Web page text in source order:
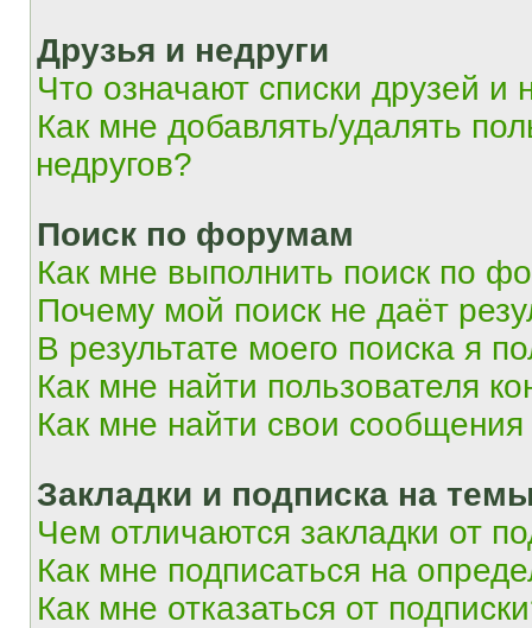
Друзья и недруги
Что означают списки друзей и
Как мне добавлять/удалять
недругов?
Поиск по форумам
Как мне выполнить поиск по
Почему мой поиск не даёт
В результате моего поиска я
Как мне найти пользователя
Как мне найти свои
Закладки и подписка на
Чем отличаются закладки от
Как мне подписаться на
Как мне отказаться от